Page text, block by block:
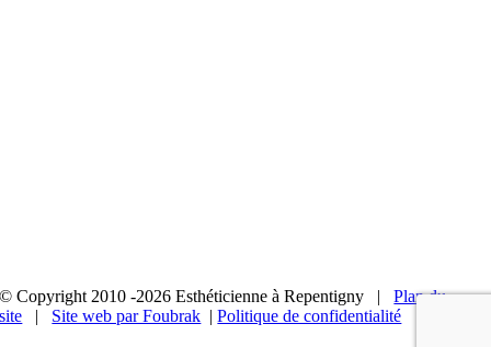
© Copyright 2010 -2026 Esthéticienne à Repentigny |Plan du
site | Site web par Foubrak |Politique de confidentialité